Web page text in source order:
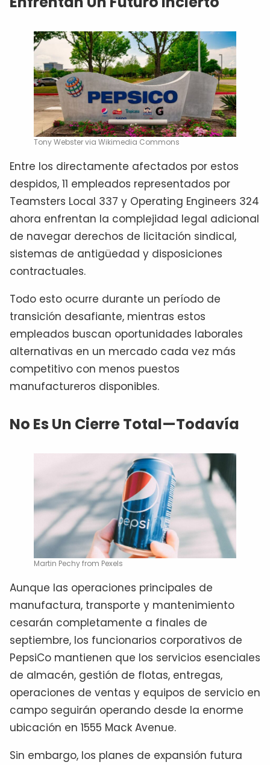
Tony Webster via Wikimedia Commons
Entre los directamente afectados por estos
despidos, 11 empleados representados por
Teamsters Local 337 y Operating Engineers 324
ahora enfrentan la complejidad legal adicional
de navegar derechos de licitación sindical,
sistemas de antigüedad y disposiciones
contractuales.
Todo esto ocurre durante un período de
transición desafiante, mientras estos
empleados buscan oportunidades laborales
alternativas en un mercado cada vez más
competitivo con menos puestos
manufactureros disponibles.
No Es Un Cierre Total—Todavía
Martin Pechy from Pexels
Aunque las operaciones principales de
manufactura, transporte y mantenimiento
cesarán completamente a finales de
septiembre, los funcionarios corporativos de
PepsiCo mantienen que los servicios esenciales
de almacén, gestión de flotas, entregas,
operaciones de ventas y equipos de servicio en
campo seguirán operando desde la enorme
ubicación en 1555 Mack Avenue.
Sin embargo, los planes de expansión futura